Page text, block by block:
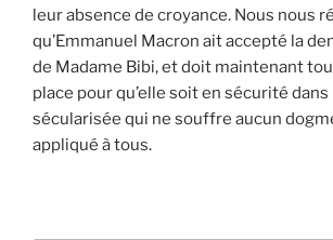
leur absence de croyance. Nous nous
qu’Emmanuel Macron ait accepté la
de Madame Bibi, et doit maintenant
place pour qu’elle soit en sécurité
sécularisée qui ne souffre aucun
appliqué à tous.